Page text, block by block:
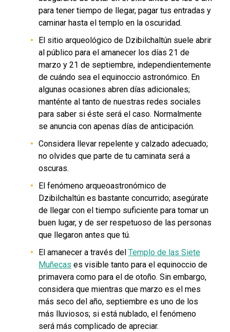
para tener tiempo de llegar, pagar tus entradas y
caminar hasta el templo en la oscuridad.
El sitio arqueológico de Dzibilchaltún suele abrir
al público para el amanecer los días 21 de
marzo y 21 de septiembre, independientemente
de cuándo sea el equinoccio astronómico. En
algunas ocasiones abren días adicionales;
manténte al tanto de nuestras redes sociales
para saber si éste será el caso. Normalmente
se anuncia con apenas días de anticipación.
Considera llevar repelente y calzado adecuado;
no olvides que parte de tu caminata será a
oscuras.
El fenómeno arqueoastronómico de
Dzibilchaltún es bastante concurrido; asegúrate
de llegar con el tiempo suficiente para tomar un
buen lugar, y de ser respetuoso de las personas
que llegaron antes que tú.
El amanecer a través del Templo de las Siete
Muñecas es visible tanto para el equinoccio de
primavera como para el de otoño. Sin embargo,
considera que mientras que marzo es el mes
más seco del año, septiembre es uno de los
más lluviosos; si está nublado, el fenómeno
será más complicado de apreciar.